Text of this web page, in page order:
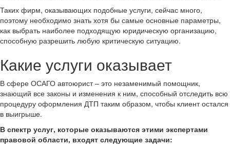
Таких фирм, оказывающих подобные услуги, сейчас много,
поэтому необходимо знать хотя бы самые основные параметры,
как выбрать наиболее подходящую юридическую организацию,
способную разрешить любую критическую ситуацию.
Какие услуги оказывает
В сфере ОСАГО автоюрист – это незаменимый помощник,
знающий все законы и изменения к ним, способный отследить всю
процедуру оформления ДТП таким образом, чтобы клиент остался
в выигрыше.
В спектр услуг, которые оказываются этими экспертами
правовой области, входят следующие задачи: